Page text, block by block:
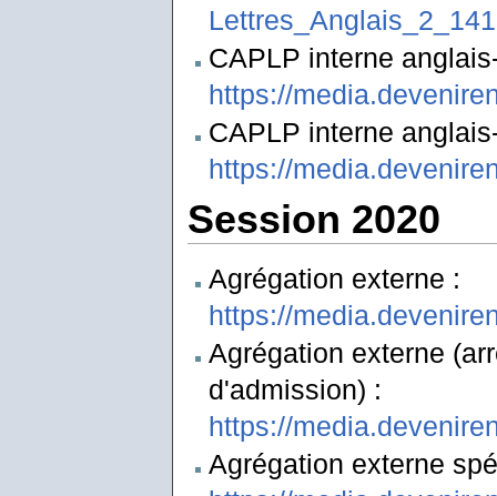
CAPLP interne
https://
CAPLP interne
https://
Session 2020
Agrégation externe :
https://
Agrégation externe
d'admission) :
https://
Agrégation externe